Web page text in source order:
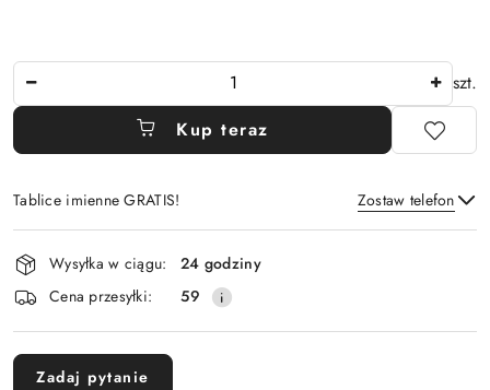
szt.
Kup teraz
Tablice imienne GRATIS! Zostaw telefon
Wyślij
Dostępność
i
dostawa
Wysyłka w ciągu:
24 godziny
Cena przesyłki:
59
Zadaj pytanie